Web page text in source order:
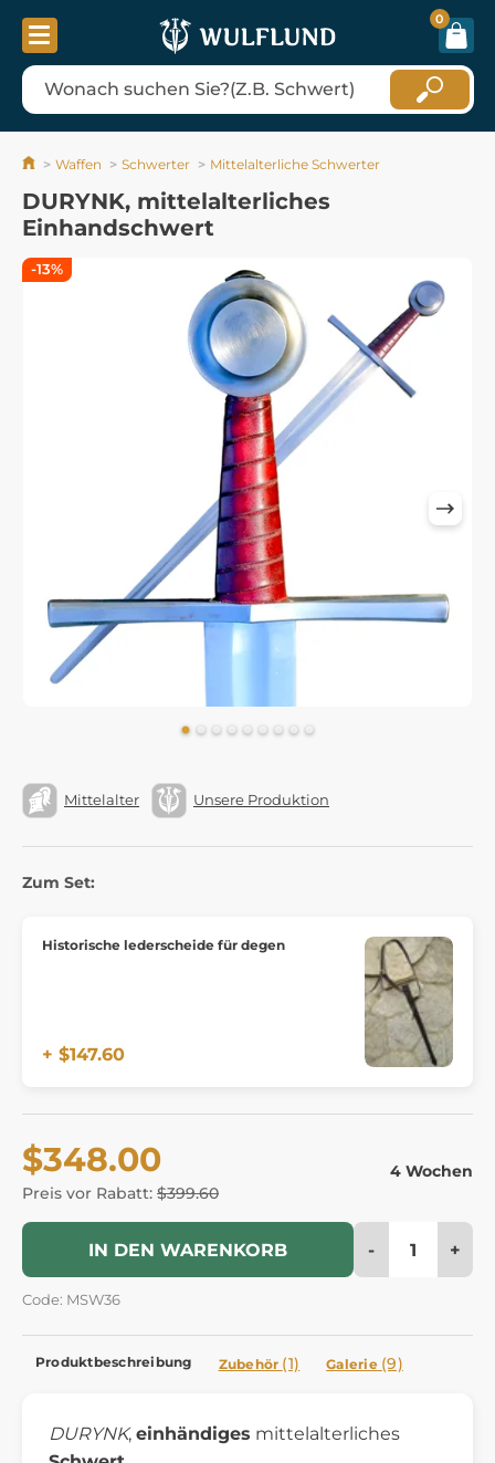
0
Waffen Schwerter Mittelalterliche Schwerter
DURYNK, mittelalterliches
Einhandschwert
Mittelalter Unsere Produktion
Zum Set:
Historische lederscheide für degen
+ $147.60
$348.00
Preis vor Rabatt: $399.60
4 Wochen
IN DEN WARENKORB - +
Code: MSW36
-13%
Produktbeschreibung Zubehör (1) Galerie (9)
DURYNK, einhändiges mittelalterliches